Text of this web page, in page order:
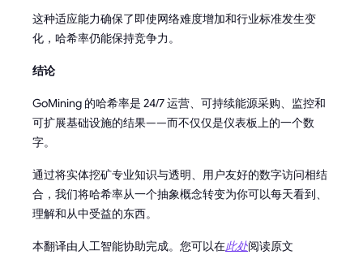
这种适应能力确保了即使网络难度增加和行业标准发生变
化，哈希率仍能保持竞争力。
结论
GoMining 的哈希率是 24/7 运营、可持续能源采购、监控和
可扩展基础设施的结果——而不仅仅是仪表板上的一个数
字。
通过将实体挖矿专业知识与透明、用户友好的数字访问相结
合，我们将哈希率从一个抽象概念转变为你可以每天看到、
理解和从中受益的东西。
本翻译由人工智能协助完成。您可以在此处阅读原文